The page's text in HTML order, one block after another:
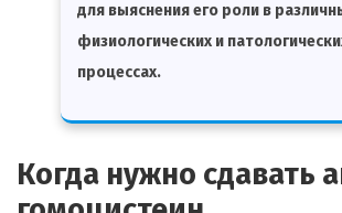
для выяснения его роли в
физиологических и
процессах.
Когда нужно сдавать